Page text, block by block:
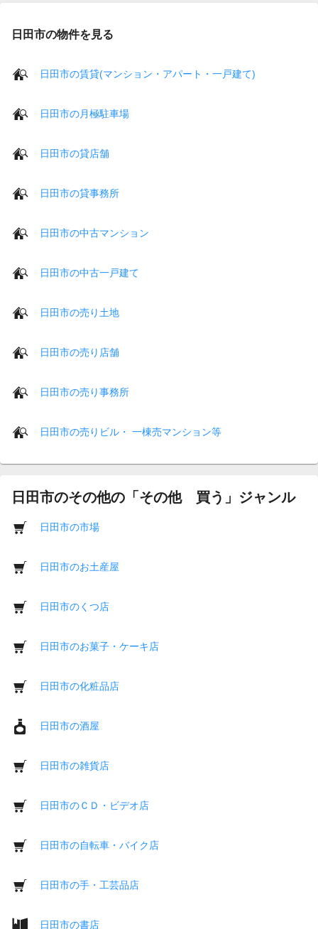
日田市の物件を見る
日田市の賃貸(マンション・アパート・一戸建て)
日田市の月極駐車場
日田市の貸店舗
日田市の貸事務所
日田市の中古マンション
日田市の中古一戸建て
日田市の売り土地
日田市の売り店舗
日田市の売り事務所
日田市の売りビル・ 一棟売マンション等
日田市のその他の「その他 買う」ジャンル
日田市の市場
日田市のお土産屋
日田市のくつ店
日田市のお菓子・ケーキ店
日田市の化粧品店
日田市の酒屋
日田市の雑貨店
日田市のＣＤ・ビデオ店
日田市の自転車・バイク店
日田市の手・工芸品店
日田市の書店